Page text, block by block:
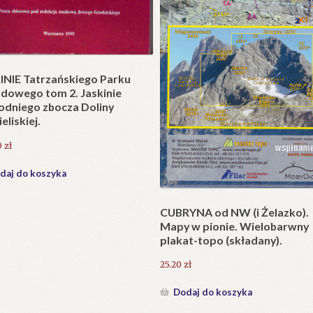
w wersji składanej.
Krzyże litewskie. Kapliczki i
przydrożne jako dzieło sztuki
ludowej i potrzeba ich
231.00zł
Dodaj do koszyka